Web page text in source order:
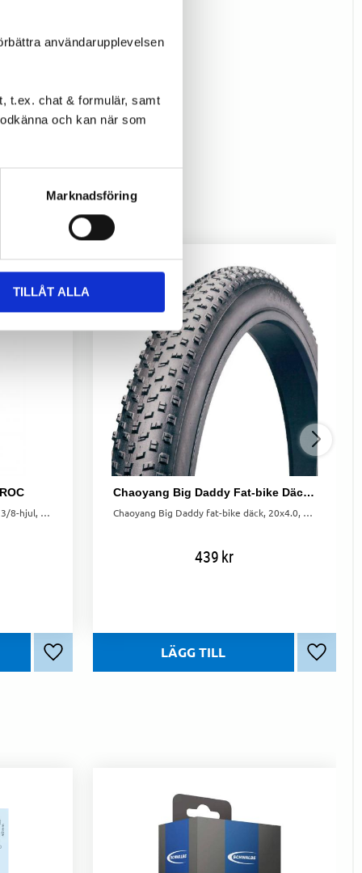
användarupplevelsen
t.ex. chat & formulär, samt
och kan när som
Marknadsföring
TILLÅT ALLA
MITROC 37-451 däck. Passar 20x1 3/8-hjul, vanligt på äldre barncyklar. Slitstarkt och pålitligt.
Lägg till i favoriter
Chaoyang Big Daddy Fat-bike Däck 100-406 (20 X 4,0)
Chaoyang Big Daddy fat-bike däck, 20x4.0, med utmärkt grepp och smidighet. Lätt och robust för alla typer av terräng.
439kr
Lägg